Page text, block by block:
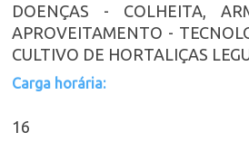
DOENÇAS - COLHEITA,
APROVEITAMENTO -
CULTIVO DE HORTALIÇAS
Carga horária:
16